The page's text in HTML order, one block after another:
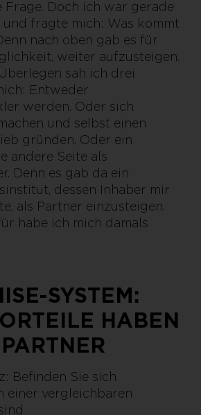
Frage. Doch ich war gerade
und fragte mich: Was kommt
nach oben gab es für
weiter aufzusteigen.
sah ich drei
Entweder
werden. Oder sich
und selbst einen
gründen. Oder ein
andere Seite als
Denn es gab da ein
dessen Inhaber mir
als Partner einzusteigen.
habe ich mich damals
SYSTEM:
HABEN
Befinden Sie sich
einer vergleichbaren